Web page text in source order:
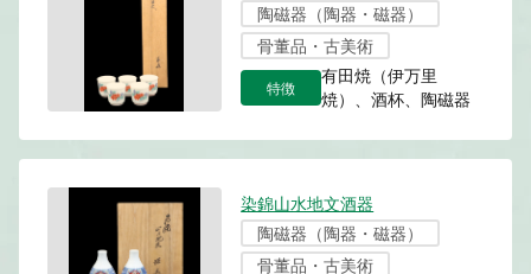
陶磁器（陶器・磁器）
骨董品・古美術
特徴
有田焼（伊万里
焼）、酒杯、陶磁器
染錦山水地文酒器
陶磁器（陶器・磁器）
骨董品・古美術